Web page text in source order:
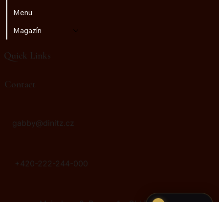
Contact
gabby@dinitz.cz
+420-222-244-000
Quick Links
Menu
Magazín